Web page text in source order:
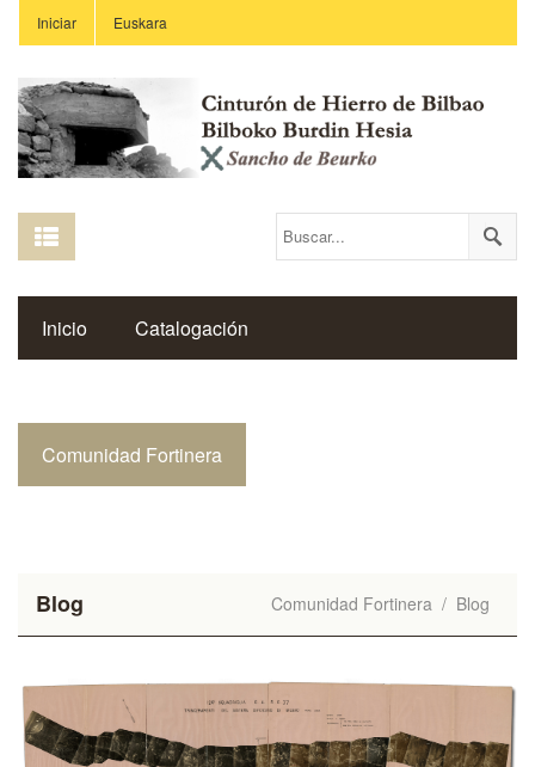
Iniciar Euskara
Inicio Catalogación
Comunidad Fortinera
Blog Comunidad Fortinera / Blog